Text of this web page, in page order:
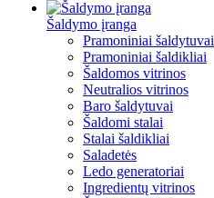
Šaldymo įranga
Pramoniniai šaldytuvai
Pramoniniai šaldikliai
Šaldomos vitrinos
Neutralios vitrinos
Baro šaldytuvai
Šaldomi stalai
Stalai šaldikliai
Saladetės
Ledo generatoriai
Ingredientų vitrinos